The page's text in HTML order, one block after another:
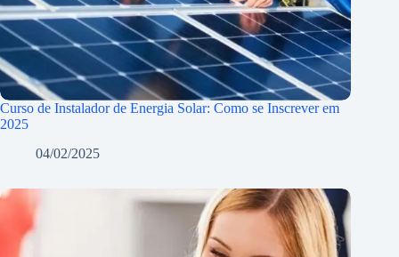
Curso de Instalador de Energia Solar: Como se Inscrever em
2025
04/02/2025